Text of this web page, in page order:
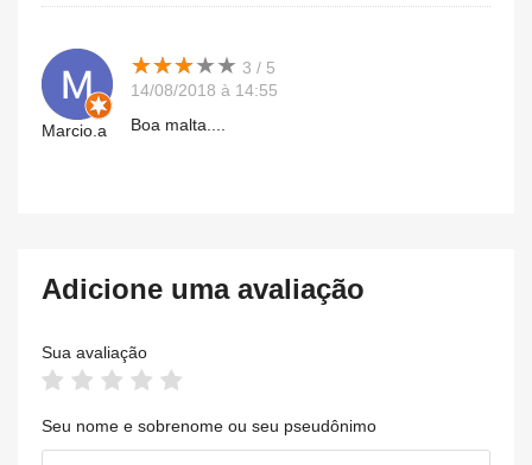
Marcio.a
★★★★★
★★★★★ 3 / 5
14/08/2018 à 14:55
Boa malta....
Adicione uma avaliação
Sua avaliação
Seu nome e sobrenome ou seu pseudônimo